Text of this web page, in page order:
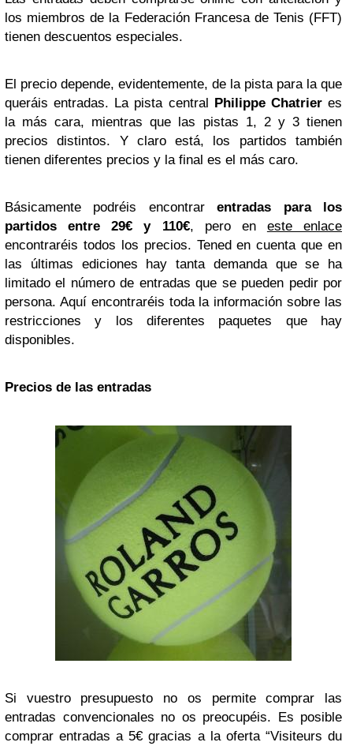
los miembros de la Federación Francesa de Tenis (FFT)
tienen descuentos especiales.
El precio depende, evidentemente, de la pista para la que
queráis entradas. La pista central Philippe Chatrieres
la más cara, mientras que las pistas 1, 2 y 3 tienen
precios distintos. Y claro está, los partidos también
tienen diferentes precios y la final es el más caro.
Básicamente podréis encontrarentradas para los
partidos entre 29€ y 110€, pero en este enlace
encontraréis todos los precios. Tened en cuenta que en
las últimas ediciones hay tanta demanda que se ha
limitado el número de entradas que se pueden pedir por
persona. Aquí encontraréis toda la información sobre las
restricciones y los diferentes paquetes que hay
disponibles.
Precios de las entradas
Si vuestro presupuesto no os permite comprar las
entradas convencionales no os preocupéis. Es posible
comprar entradas a 5€ gracias a la oferta “Visiteurs du